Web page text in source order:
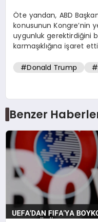
Öte yandan, ABD
konusunun Kongre’nin
uygunluk gerektirdiğini
karmaşıklığına işaret
#Donald Trump
Benzer